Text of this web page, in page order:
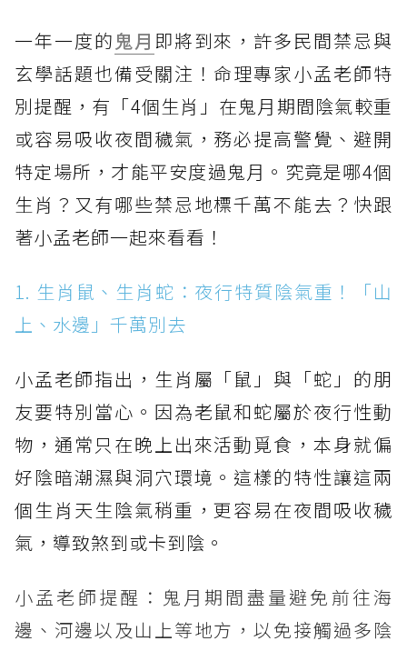
一年一度的鬼月 即將到來，許多民間禁忌與
玄學話題也備受關注！命理專家小孟老師特
別提醒，有「4個生肖」在鬼月期間陰氣較重
或容易吸收夜間穢氣，務必提高警覺、避開
特定場所，才能平安度過鬼月。究竟是哪4個
生肖？又有哪些禁忌地標千萬不能去？快跟
著小孟老師一起來看看！
1. 生肖鼠、生肖蛇：夜行特質陰氣重！「山
上、水邊」千萬別去
小孟老師指出，生肖屬「鼠」與「蛇」的朋
友要特別當心。因為老鼠和蛇屬於夜行性動
物，通常只在晚上出來活動覓食，本身就偏
好陰暗潮濕與洞穴環境。這樣的特性讓這兩
個生肖天生陰氣稍重，更容易在夜間吸收穢
氣，導致煞到或卡到陰。
小孟老師提醒：鬼月期間盡量避免前往海
邊、河邊以及山上等地方，以免接觸過多陰